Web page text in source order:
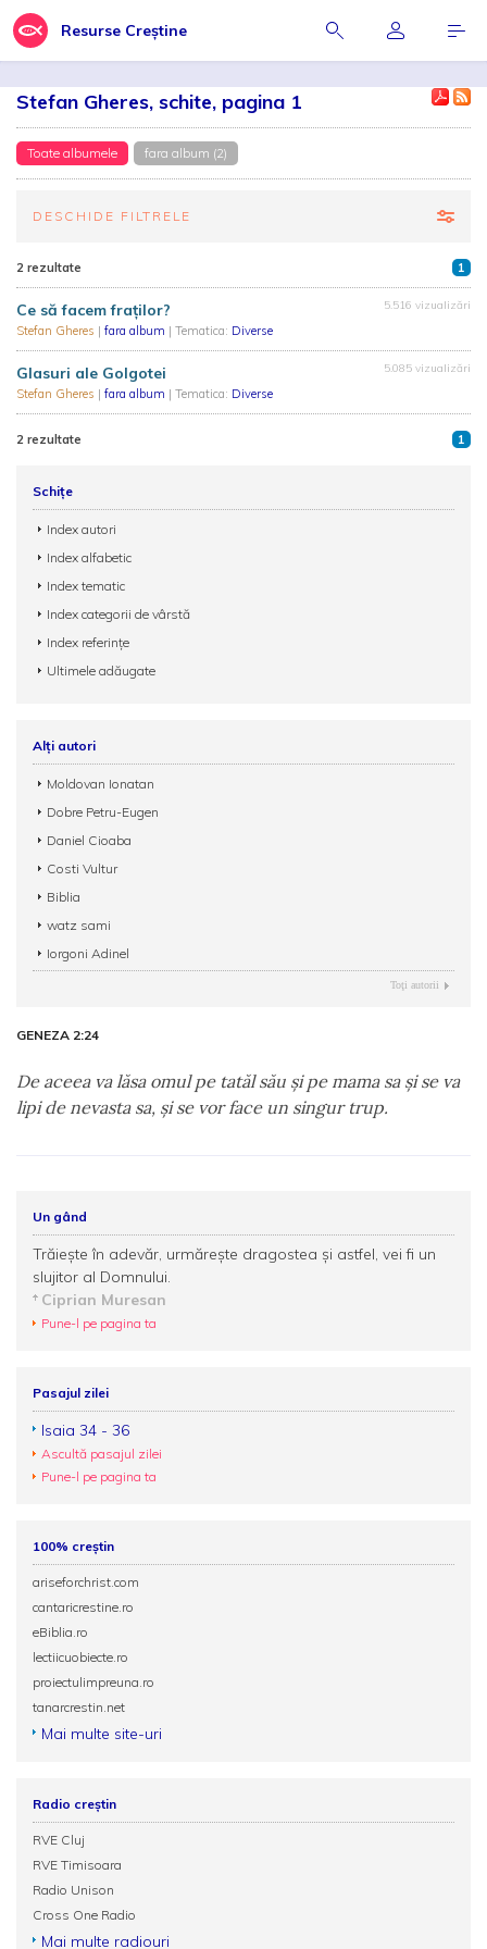
Resurse Creștine
Stefan Gheres, schite, pagina 1
Toate albumele fara album (2)
DESCHIDE FILTRELE
2 rezultate 1
Ce să facem fraţilor?
Stefan Gheres | fara album | Tematica: Diverse
5.516 vizualizări
Glasuri ale Golgotei
Stefan Gheres | fara album | Tematica: Diverse
5.085 vizualizări
2 rezultate 1
Schițe
Index autori
Index alfabetic
Index tematic
Index categorii de vârstă
Index referințe
Ultimele adăugate
Alți autori
Moldovan Ionatan
Dobre Petru-Eugen
Daniel Cioaba
Costi Vultur
Biblia
watz sami
Iorgoni Adinel
Toţi autorii
GENEZA 2:24
De aceea va lăsa omul pe tatăl său şi pe mama sa şi se va
lipi de nevasta sa, şi se vor face un singur trup.
Un gând
Trăiește în adevăr, urmărește dragostea și astfel, vei fi un
slujitor al Domnului.
Ciprian Muresan
Pune-l pe pagina ta
Pasajul zilei
Isaia 34 - 36
Ascultă pasajul zilei
Pune-l pe pagina ta
100% creștin
ariseforchrist.com
cantaricrestine.ro
eBiblia.ro
lectiicuobiecte.ro
proiectulimpreuna.ro
tanarcrestin.net
Mai multe site-uri
Radio creștin
RVE Cluj
RVE Timisoara
Radio Unison
Cross One Radio
Mai multe radiouri